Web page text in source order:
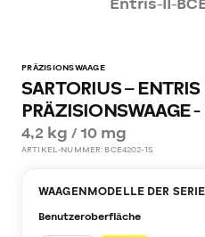
PRÄZISIONSWAAGE
SARTORIUS – ENTRIS
PRÄZISIONSWAAGE
4,2 kg / 10 mg
ARTIKEL-NUMMER: BCE4202-1S
WAAGENMODELLE DER
Benutzeroberfläche